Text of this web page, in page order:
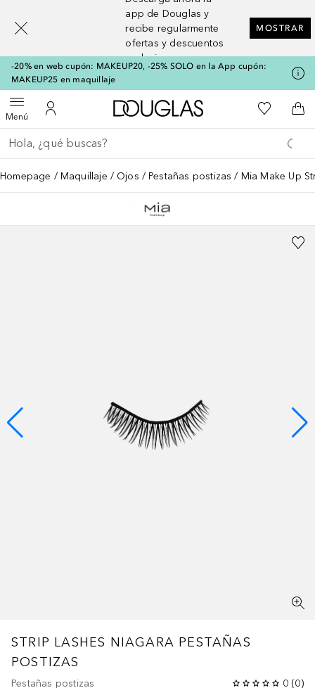
app de Douglas y
recibe regularmente
ofertas y descuentos
exclusivos
MOSTRAR
-20% en web cupón: MAKEUP20, -25% SOLO en la App cupón:
MAKEUP25 en maquillaje
MenúAbrir menúMi cuenta
A Douglas HomeMi lista de
A
Regresar
Ejecutar búsqueda
Homepage Maquillaje Ojos Pestañas postizas Mia Make Up
STRIP LASHES NIAGARA PESTAÑAS
POSTIZAS
Pestañas postizas 0 (0)
[navigation.slideout.screenreader]